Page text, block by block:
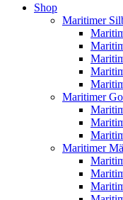
Shop
Maritimer
Maritimer
Maritimer